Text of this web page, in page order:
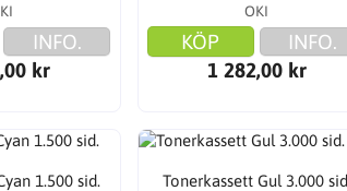
INFO.
kr
OKI
KÖP
INFO.
1 282,00 kr
1.500 sid. Tonerkassett Gul 3.000